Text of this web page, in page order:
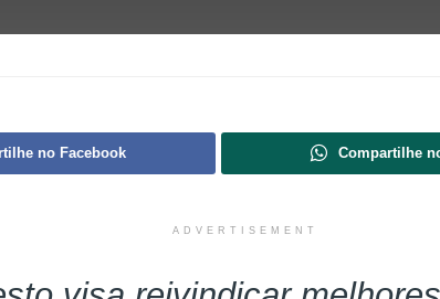
no Facebook Compartilhe
ADVERTISEMENT